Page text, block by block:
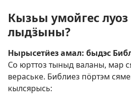
Кызьы умойгес
лыдӟыны?
Нырысетӥез амал: быдэс
Со юрттоз тыныд валаны, мар
вераське. Библиез пӧртэм
кылсярысь: